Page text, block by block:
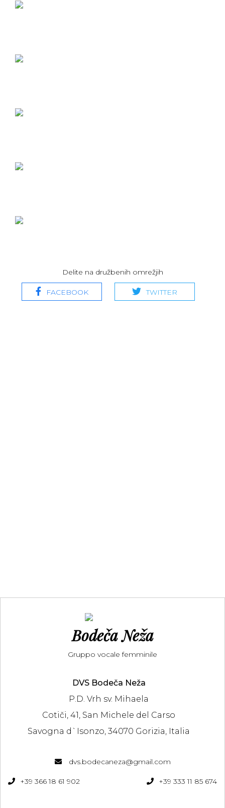
Delite na družbenih omrežjih
FACEBOOK TWITTER
Bodeča Neža
Gruppo vocale femminile
DVS Bodeča Neža
P.D. Vrh sv. Mihaela
Cotiči, 41, San Michele del Carso
Savogna d`Isonzo, 34070 Gorizia, Italia
dvs.bodecaneza@gmail.com
+39 333 11 85 674
+39 366 18 61 902